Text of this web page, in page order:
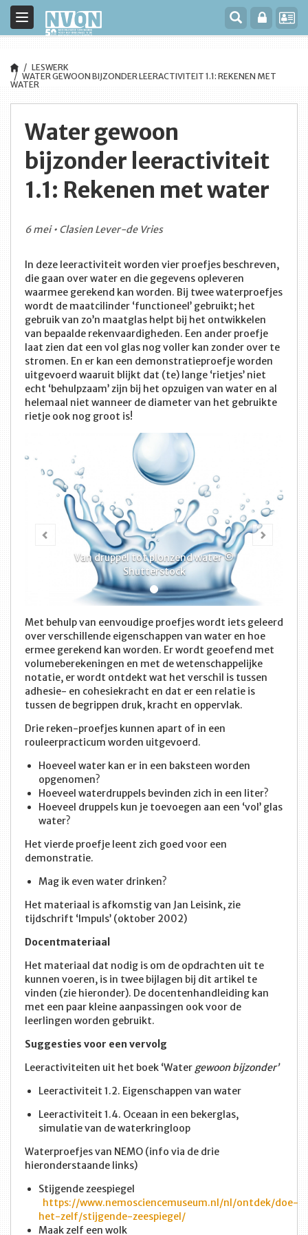
Toggle
navigation
LESWERK
WATER GEWOON BIJZONDER LEERACTIVITEIT 1.1: REKENEN MET
WATER
Water gewoon
bijzonder leeractiviteit
1.1: Rekenen met water
6 mei • Clasien Lever-de Vries
In deze leeractiviteit worden vier proefjes beschreven,
die gaan over water en die gegevens opleveren
waarmee gerekend kan worden. Bij twee waterproefjes
wordt de maatcilinder ‘functioneel’ gebruikt; het
gebruik van zo’n maatglas helpt bij het ontwikkelen
van bepaalde rekenvaardigheden. Een ander proefje
laat zien dat een vol glas nog voller kan zonder over te
stromen. En er kan een demonstratieproefje worden
uitgevoerd waaruit blijkt dat (te) lange ‘rietjes’ niet
echt ‘behulpzaam’ zijn bij het opzuigen van water en al
helemaal niet wanneer de diameter van het gebruikte
rietje ook nog groot is!
Van druppel tot plonzend water ©
Shutterstock
Vorige
Met behulp van eenvoudige proefjes wordt iets geleerd
over verschillende eigenschappen van water en hoe
ermee gerekend kan worden. Er wordt geoefend met
volumeberekeningen en met de wetenschappelijke
notatie, er wordt ontdekt wat het verschil is tussen
adhesie- en cohesiekracht en dat er een relatie is
tussen de begrippen druk, kracht en oppervlak.
Drie reken-proefjes kunnen apart of in een
rouleerpracticum worden uitgevoerd.
Hoeveel water kan er in een baksteen worden
opgenomen?
Hoeveel waterdruppels bevinden zich in een liter?
Hoeveel druppels kun je toevoegen aan een ‘vol’ glas
water?
Het vierde proefje leent zich goed voor een
demonstratie.
Mag ik even water drinken?
Het materiaal is afkomstig van Jan Leisink, zie
tijdschrift ‘Impuls’ (oktober 2002)
Docentmateriaal
Het materiaal dat nodig is om de opdrachten uit te
kunnen voeren, is in twee bijlagen bij dit artikel te
vinden (zie hieronder). De docentenhandleiding kan
met een paar kleine aanpassingen ook voor de
leerlingen worden gebruikt.
Suggesties voor een vervolg
Leeractiviteiten uit het boek ‘Water gewoon bijzonder’
Leeractiviteit 1.2. Eigenschappen van water
Leeractiviteit 1.4. Oceaan in een bekerglas,
simulatie van de waterkringloop
Waterproefjes van NEMO (info via de drie
hieronderstaande links)
Stijgende zeespiegel
https://www.nemosciencemuseum.nl/nl/ontdek/doe-
het-zelf/stijgende-zeespiegel/
Maak zelf een wolk